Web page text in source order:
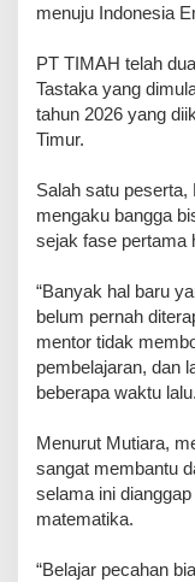
menuju Indonesia
PT TIMAH telah
Tastaka yang
tahun 2026 yang
Timur.
Salah satu peserta,
mengaku bangga
sejak fase pertama
“Banyak hal baru
belum pernah
mentor tidak
pembelajaran, dan
beberapa waktu lalu.
Menurut Mutiara,
sangat membantu
selama ini
matematika.
“Belajar pecahan